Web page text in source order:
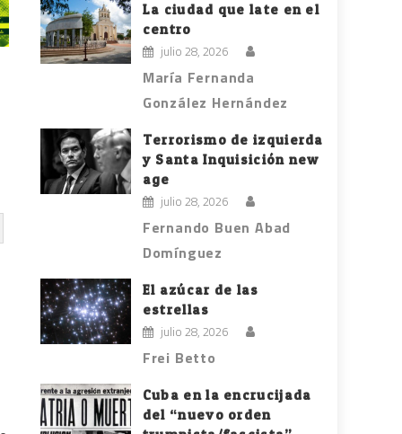
La ciudad que late en el
centro
julio 28, 2026
María Fernanda
González Hernández
Terrorismo de izquierda
y Santa Inquisición new
age
julio 28, 2026
Fernando Buen Abad
Domínguez
El azúcar de las
estrellas
julio 28, 2026
Frei Betto
Cuba en la encrucijada
del “nuevo orden